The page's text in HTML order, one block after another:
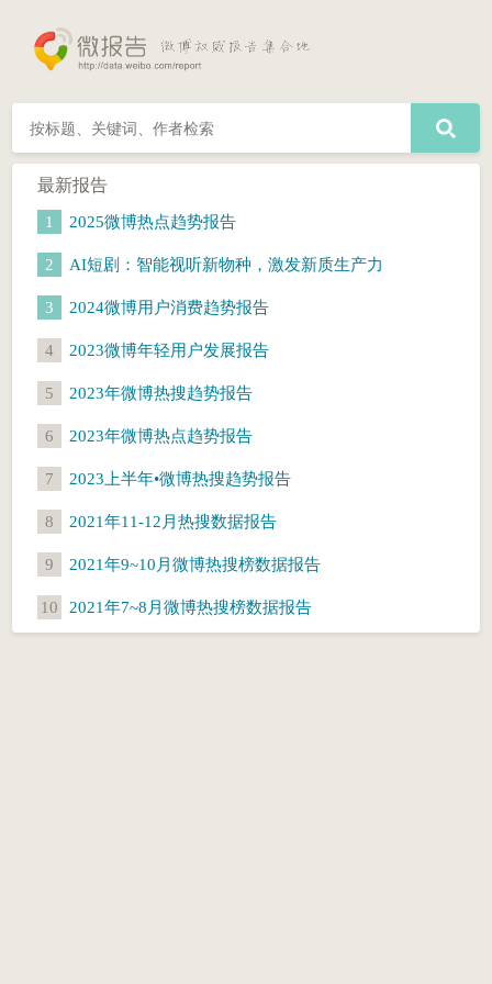
最新报告
1 2025微博热点趋势报告
2 AI短剧：智能视听新物种，激发新质生产力
3 2024微博用户消费趋势报告
4 2023微博年轻用户发展报告
5 2023年微博热搜趋势报告
6 2023年微博热点趋势报告
7 2023上半年•微博热搜趋势报告
8 2021年11-12月热搜数据报告
9 2021年9~10月微博热搜榜数据报告
10 2021年7~8月微博热搜榜数据报告